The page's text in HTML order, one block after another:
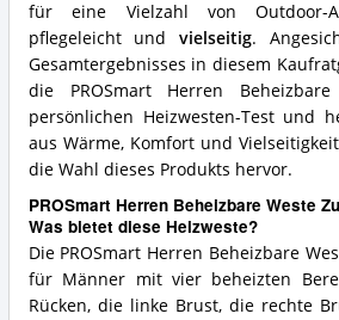
für eine Vielzahl von Outdoor-
pflegeleicht undvielseitig.
Gesamtergebnisses in diesem
die PROSmart Herren
persönlichen Heizwesten-Test und
aus Wärme, Komfort und
die Wahl dieses Produkts hervor.
PROSmart Herren Beheizbare Weste
Was bietet diese Heizweste?
Die PROSmart Herren Beheizbare
für Männer mit vier beheizten
Rücken, die linke Brust, die rechte